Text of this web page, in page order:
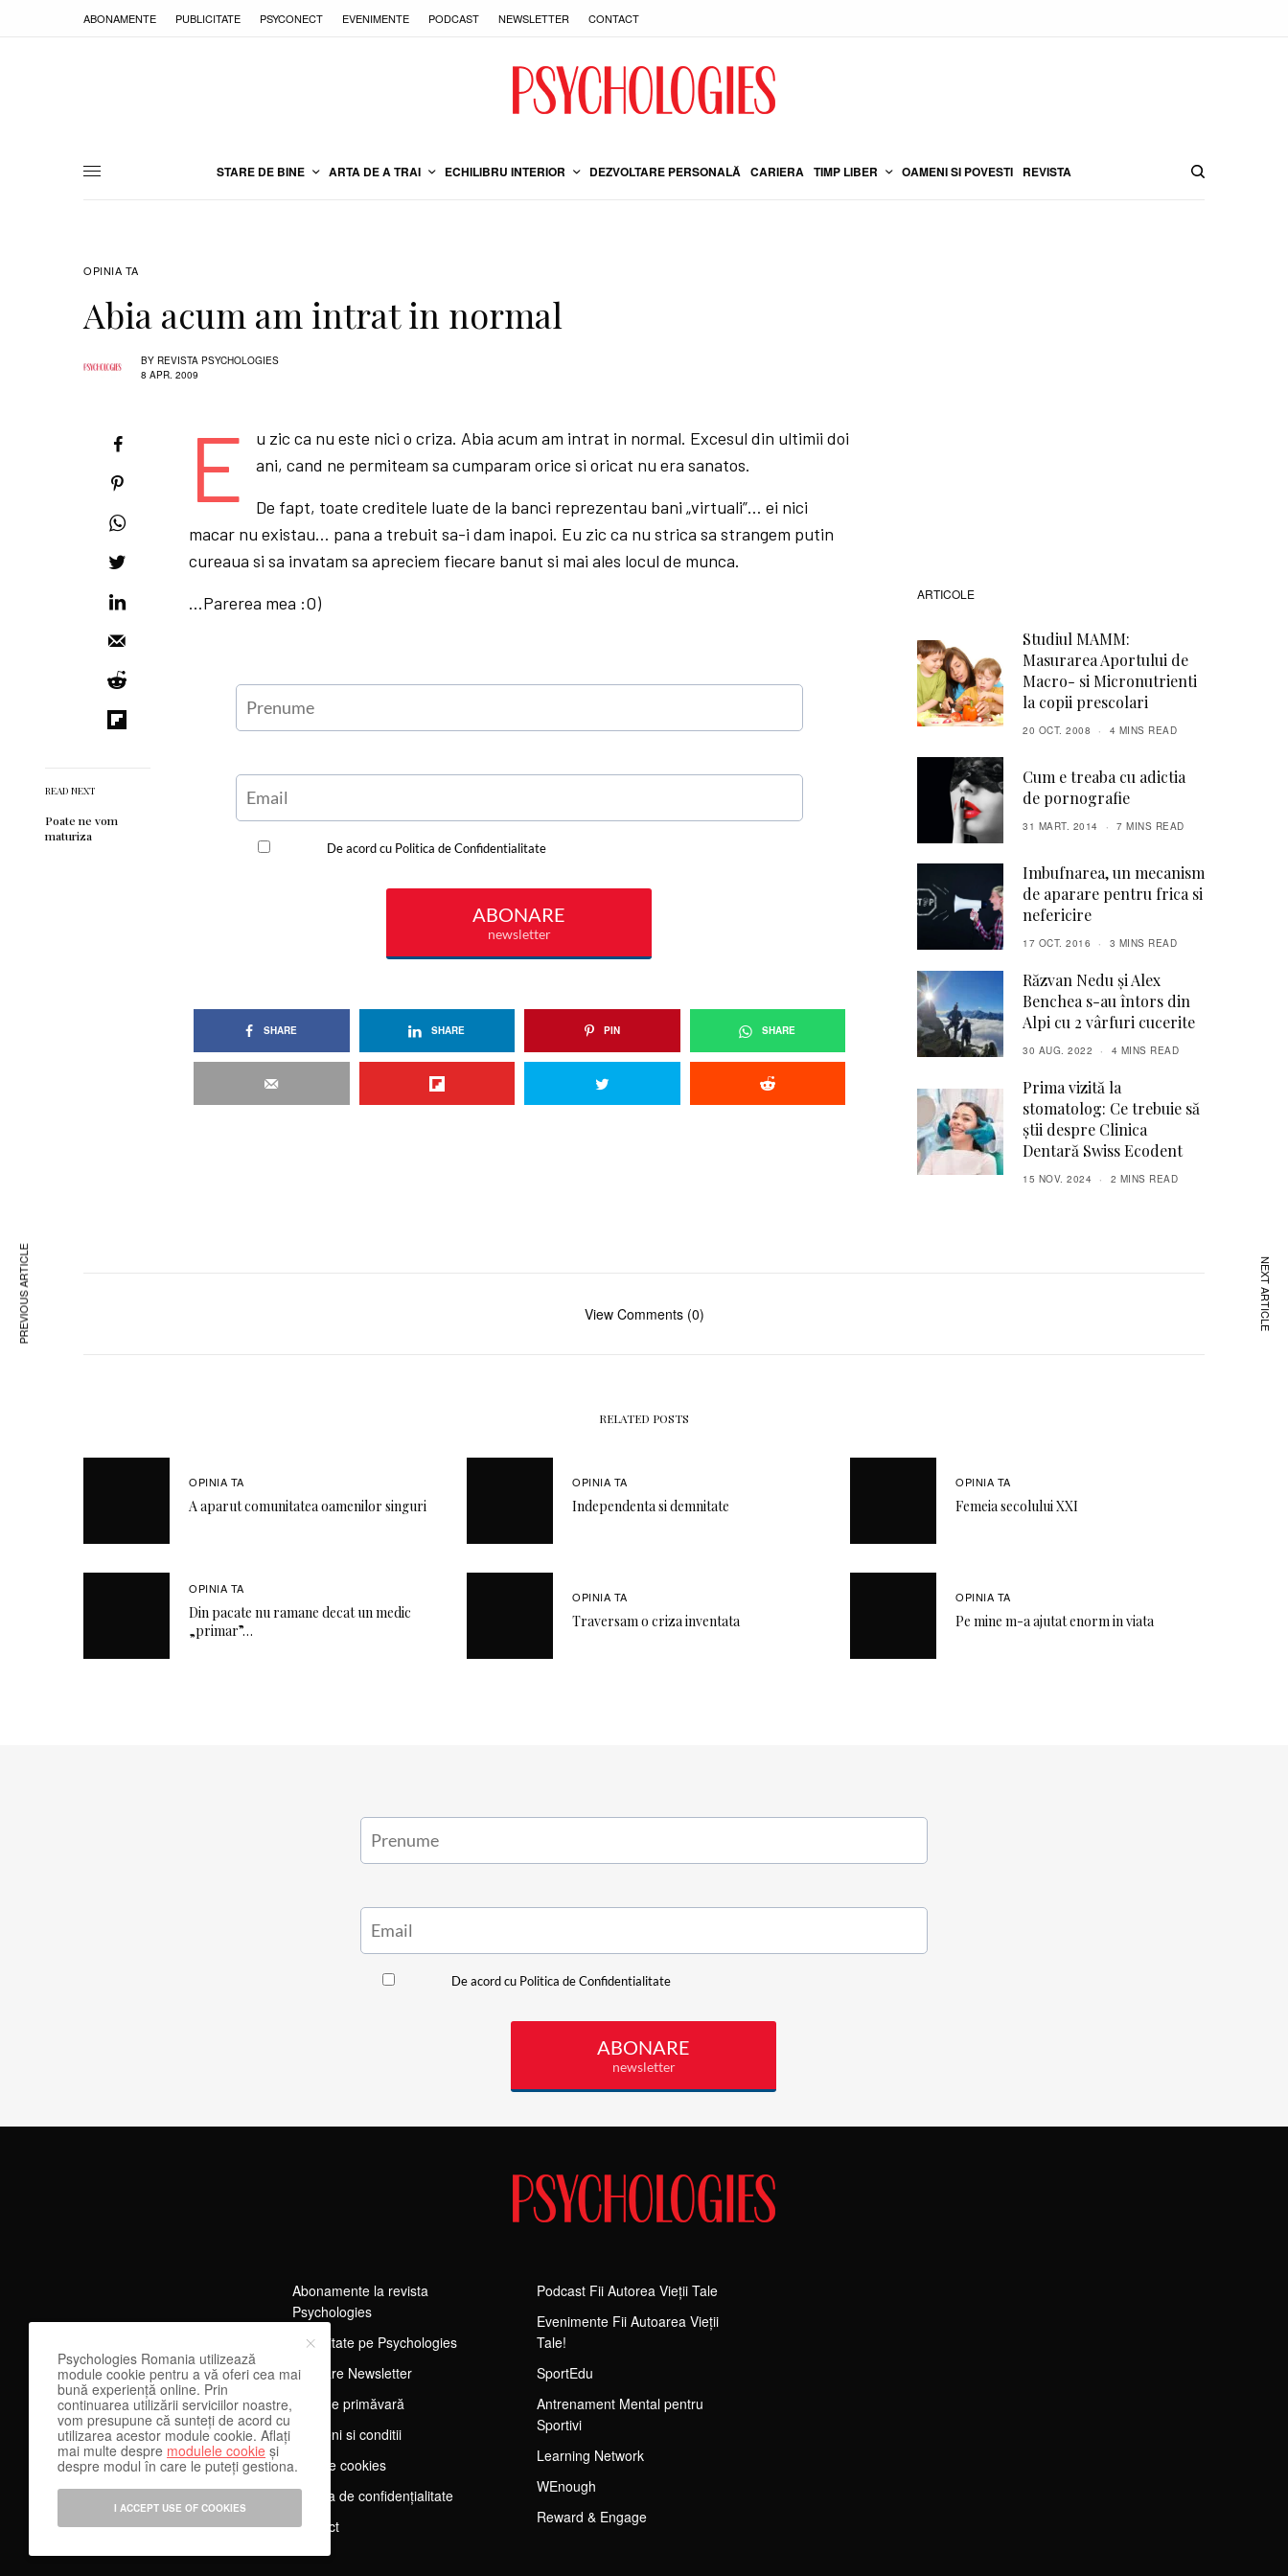
ABONAMENTE PUBLICITATE PSYCONECT EVENIMENTE PODCAST NEWSLETTER CONTACT
STARE DE BINE ARTA DE A TRAI ECHILIBRU INTERIOR DEZVOLTARE PERSONALĂ CARIERA TIMP LIBER OAMENI SI POVESTI REVISTA
OPINIA TA
Abia acum am intrat in normal
BY REVISTA PSYCHOLOGIES
8 APR. 2009
READ NEXT
Poate ne vom
maturiza
E
u zic ca nu este nici o criza. Abia acum am intrat in normal. Excesul din ultimii doi
ani, cand ne permiteam sa cumparam orice si oricat nu era sanatos.
De fapt, toate creditele luate de la banci reprezentau bani „virtuali”… ei nici
macar nu existau… pana a trebuit sa-i dam inapoi. Eu zic ca nu strica sa strangem putin
cureaua si sa invatam sa apreciem fiecare banut si mai ales locul de munca.
…Parerea mea :O)
SHARE SHARE PIN SHARE
ARTICOLE
Studiul MAMM:
Masurarea Aportului de
Macro- si Micronutrienti
la copii prescolari
20 OCT. 2008 4 MINS READ
Cum e treaba cu adictia
de pornografie
31 MART. 2014 7 MINS READ
Imbufnarea, un mecanism
de aparare pentru frica si
nefericire
17 OCT. 2016 3 MINS READ
Răzvan Nedu și Alex
Benchea s-au întors din
Alpi cu 2 vârfuri cucerite
30 AUG. 2022 4 MINS READ
Prima vizită la
stomatolog: Ce trebuie să
știi despre Clinica
Dentară Swiss Ecodent
15 NOV. 2024 2 MINS READ
PREVIOUS ARTICLE NEXT ARTICLE
View Comments (0)
RELATED POSTS
OPINIA TA
A aparut comunitatea oamenilor singuri
OPINIA TA
Independenta si demnitate
OPINIA TA
Femeia secolului XXI
OPINIA TA
Din pacate nu ramane decat un medic
„primar”…
OPINIA TA
Traversam o criza inventata
OPINIA TA
Pe mine m-a ajutat enorm in viata
Abonamente la revista
Psychologies
Publicitate pe Psychologies
Abonare Newsletter
Tărg de primăvară
Termeni si conditii
Despre cookies
Politica de confidențialitate
Contact
Podcast Fii Autorea Vieții Tale
Evenimente Fii Autoarea Vieții
Tale!
SportEdu
Antrenament Mental pentru
Sportivi
Learning Network
WEnough
Reward & Engage
Psychologies Romania utilizează
module cookie pentru a vă oferi cea mai
bună experiență online. Prin
continuarea utilizării serviciilor noastre,
vom presupune că sunteți de acord cu
utilizarea acestor module cookie. Aflați
mai multe despre modulele cookie și
despre modul în care le puteți gestiona.
I ACCEPT USE OF COOKIES